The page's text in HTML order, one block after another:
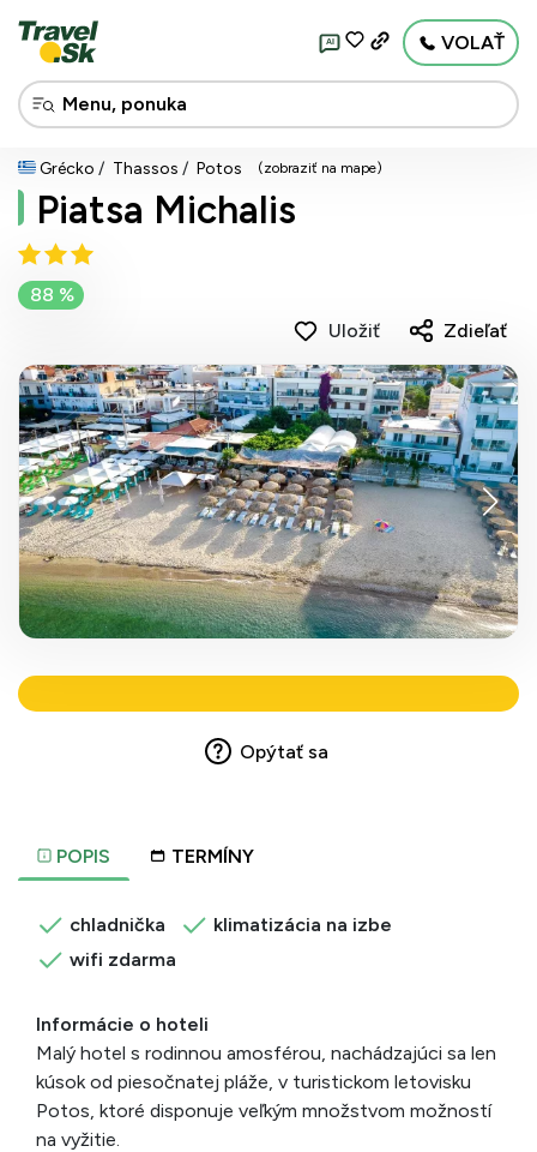
AI VOLAŤ
Grécko Thassos Potos (zobraziť na mape)
Piatsa Michalis
88 %
Uložiť
Zdieľať
POPIS TERMÍNY
chladnička
klimatizácia na izbe
wifi zdarma
Informácie o hoteli
Malý hotel s rodinnou amosférou, nachádzajúci sa len
kúsok od piesočnatej pláže, v turistickom letovisku
Potos, ktoré disponuje veľkým množstvom možností
na vyžitie.
Opýtať sa